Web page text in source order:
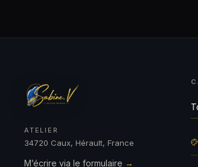
ATELIER
34720 Caux, Hérault, France
M’écrire via le formulaire →